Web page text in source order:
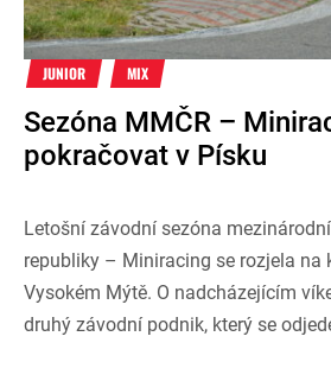
JUNIOR MIX
Sezóna MMČR –
pokračovat v Písku
Letošní závodní sezóna
republiky – Miniracing se rozjela na
Vysokém Mýtě. O nadcházejícím
druhý závodní podnik, který se